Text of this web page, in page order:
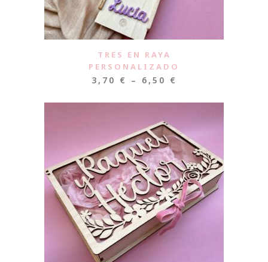
TRES EN RAYA
PERSONALIZADO
3,70 € – 6,50 €